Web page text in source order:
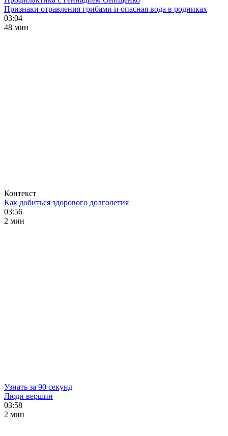
Признаки отравления грибами и опасная вода в родниках
03:04
48 мин
Контекст
Как добиться здорового долголетия
03:56
2 мин
Узнать за 90 секунд
Люди вершин
03:58
2 мин